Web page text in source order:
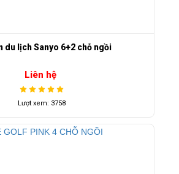
du lịch Sanyo 6+2 chỗ ngồi
Liên hệ
Lượt xem: 3758